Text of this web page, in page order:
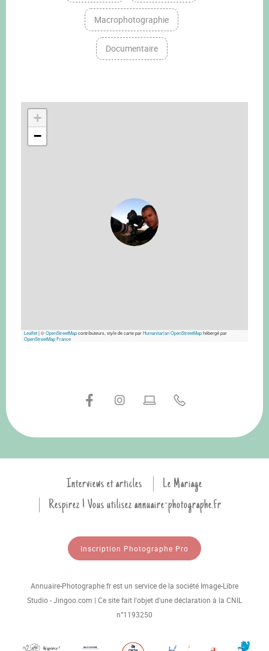
Macrophotographie
Documentaire
+
−
Leaflet|©OpenStreetMapcontributeurs, style de carte parHumanitarian OpenStreetMaphébergé par
OpenStreetMap France
Interviews et articles
Le Mariage
Respirez ! Vous utilisez annuaire-photographe.fr
Inscription Photographe Pro
Annuaire-Photographe.fr est un service de la société Image-Libre
Studio - Jingoo.com | Ce site fait l'objet d'une déclaration à la CNIL
n°1193250